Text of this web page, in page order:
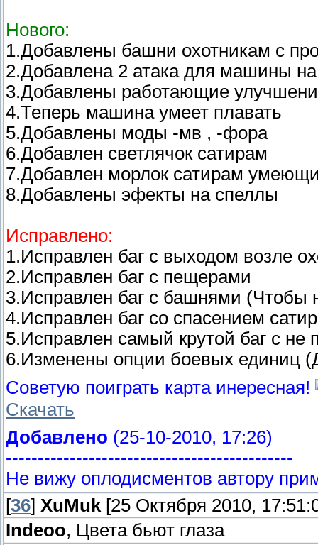
Нового:
1.Добавлены башни охотникам с
2.Добавлена 2 атака для машины
3.Добавлены работающие
4.Теперь машина умеет плавать
5.Добавлены моды -мв , -фора
6.Добавлен светлячок сатирам
7.Добавлен морлок сатирам
8.Добавлены эфекты на спеллы
Исправлено:
1.Исправлен баг с выходом возле
2.Исправлен баг с пещерами
3.Исправлен баг с башнями (Чтобы
4.Исправлен баг со спасением
5.Исправлен самый крутой баг с
6.Изменены опции боевых единиц
Советую поиграть карта инересная!
Скачать
Добавлено (25-10-2010, 17:26)
---------------------------------------------
Не вижу оплодисментов автору
[36] XuMuk [25 Октября 2010,
Indeoo, Цвета бьют глаза